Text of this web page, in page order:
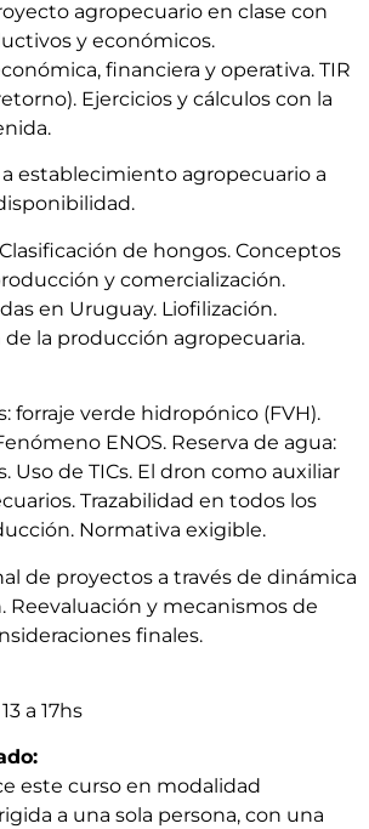
agropecuario en clase con
y económicos.
financiera y operativa. TIR
Ejercicios y cálculos con la
establecimiento agropecuario a
de hongos. Conceptos
y comercialización.
en Uruguay. Liofilización.
de la producción agropecuaria.
forraje verde hidropónico (FVH).
ENOS. Reserva de agua:
Uso de TICs. El dron como auxiliar
Trazabilidad en todos los
Normativa exigible.
de proyectos a través de dinámica
Reevaluación y mecanismos de
finales.
a 17hs
este curso en modalidad
a una sola persona, con una